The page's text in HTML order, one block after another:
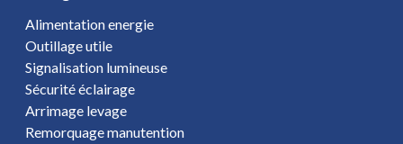
Alimentation energie
Outillage utile
Signalisation lumineuse
Sécurité éclairage
Arrimage levage
Remorquage manutention